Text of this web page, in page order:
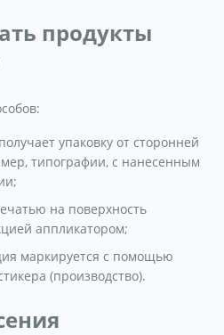
продукты
упаковку от сторонней
типографии, с нанесенным
на поверхность
аппликатором;
маркируется с помощью
(производство).